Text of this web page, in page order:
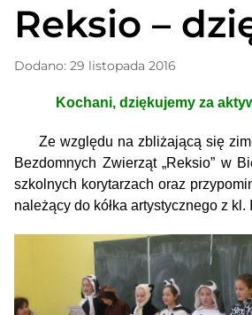
Reksio –
Dodano: 29 listopada 2016
Kochani, dziękujemy za
Ze względu na zbliżającą się
Bezdomnych Zwierząt „Reksio” w
szkolnych korytarzach oraz
należący do kółka artystycznego z